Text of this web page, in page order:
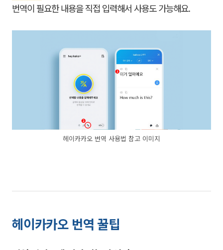
번역이 필요한 내용을 직접 입력해서 사용도 가능해요.
헤이카카오 번역 사용법 참고 이미지
헤이카카오 번역 꿀팁